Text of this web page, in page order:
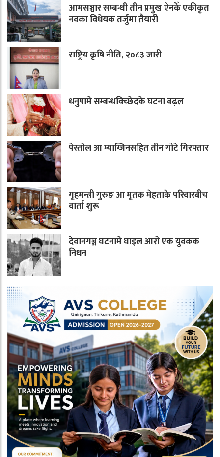
आमसञ्चार सम्बन्धी तीन प्रमुख ऐनकेँ एकीकृत
नवका विधेयक तर्जुमा तैयारी
राष्ट्रिय कृषि नीति, २०८३ जारी
धनुषामे सम्बन्धविच्छेदके घटना बढ़ल
पेस्तोल आ म्याग्जिनसहित तीन गोटे गिरफ्तार
गृहमन्त्री गुरुङ आ मृतक मेहताके परिवारबीच
वार्ता शुरू
देवानगञ्ज घटनामे घाइल आरो एक युवकक
निधन